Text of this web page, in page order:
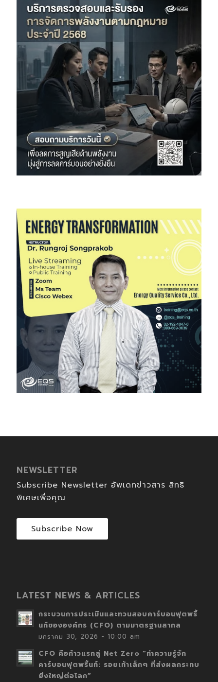
NEWSLETTER
Subscribe Newsletter อัพเดทข่าวสาร สิทธิ
พิเศษเพื่อคุณ
Subscribe Now
LATEST NEWS & ARTICLES
กระบวนการประเมินและทวนสอบคาร์บอนฟุตพริ้
นท์ขององค์กร (CFO) ตามมาตรฐานสากล
มกราคม 30, 2026 - 10:00 am
CFO คือก้าวแรกสู่ Net Zero “ทำความรู้จัก
คาร์บอนฟุตพริ้นท์: รอยเท้าเล็กๆ ที่ส่งผลกระทบ
ยิ่งใหญ่ต่อโลก”